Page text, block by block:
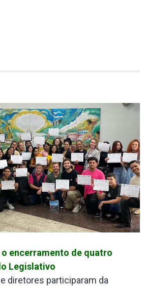
encerramento de quatro
Legislativo
diretores participaram da